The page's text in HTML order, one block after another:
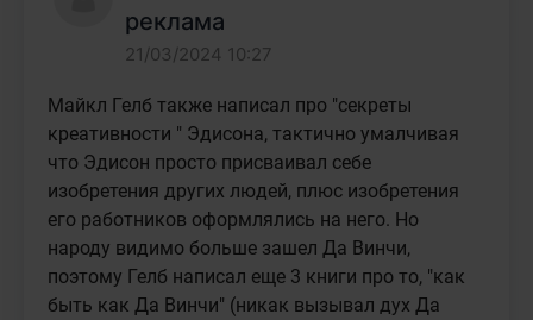
реклама
21/03/2024 10:27
Майкл Гелб также написал про "секреты
креативности " Эдисона, тактично умалчивая
что Эдисон просто присваивал себе
изобретения других людей, плюс изобретения
его работников оформлялись на него. Но
народу видимо больше зашел Да Винчи,
поэтому Гелб написал еще 3 книги про то, "как
быть как Да Винчи" (никак вызывал дух Да